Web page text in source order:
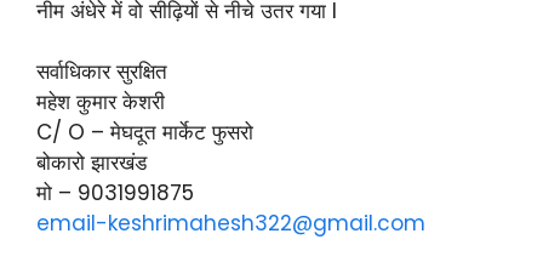
नीम अंधेरे में वो सीढ़ियों से नीचे उतर गया l
सर्वाधिकार सुरक्षित
महेश कुमार केशरी
C/ O – मेघदूत मार्केट फुसरो
बोकारो झारखंड
मो – 9031991875
email-keshrimahesh322@gmail.com